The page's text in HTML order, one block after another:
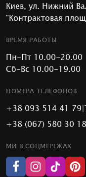
Киев, ул. Нижний
"Контрактовая
ВРЕМЯ РАБОТЫ
Пн-Пт 10.00-20.00
Сб-Вс 10.00-19.00
НОМЕРА ТЕЛЕФОНОВ
+38 093 514 41 79|
+38 (067) 580 30 18
МИ В СОЦМЕРЕЖАХ